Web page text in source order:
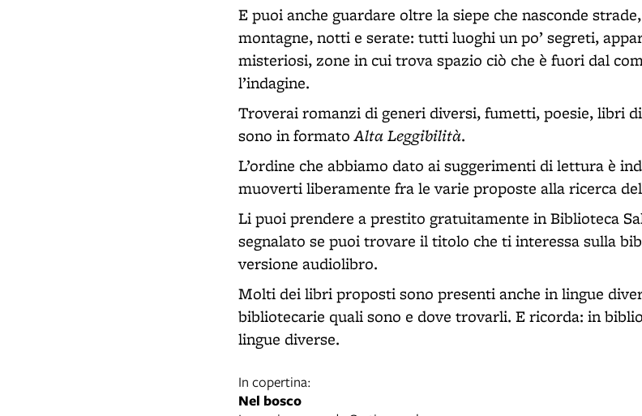
E puoi anche guardare oltre la siepe che nasconde
montagne, notti e serate: tutti luoghi un po’ segreti,
misteriosi, zone in cui trova spazio ciò che è fuori dal
l’indagine.
Troverai romanzi di generi diversi, fumetti, poesie, libri
sono in formatoAlta Leggibilità.
L’ordine che abbiamo dato ai suggerimenti di lettura è
muoverti liberamente fra le varie proposte alla ricerca
Li puoi prendere a prestito gratuitamente in Biblioteca
segnalato se puoi trovare il titolo che ti interessa sulla
versione audiolibro.
Molti dei libri proposti sono presenti anche in lingue
bibliotecarie quali sono e dove trovarli. E ricorda: in
lingue diverse.
In copertina:
Nel bosco